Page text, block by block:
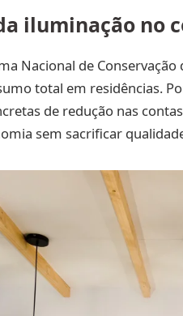
iluminação no
Nacional de
total em residências.
de redução nas
sem sacrificar